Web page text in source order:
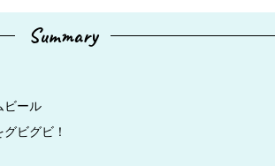
Summary
ビール
ビグビ！